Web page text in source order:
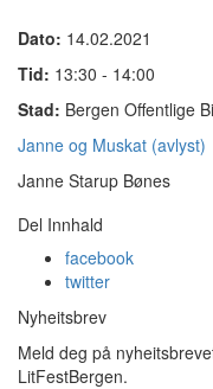
Dato: 14.02.2021
Tid: 13:30 - 14:00
Stad: Bergen Offentlige
Janne og Muskat (avlyst)
Janne Starup Bønes
Del Innhald
facebook
twitter
Nyheitsbrev
Meld deg på
LitFestBergen.